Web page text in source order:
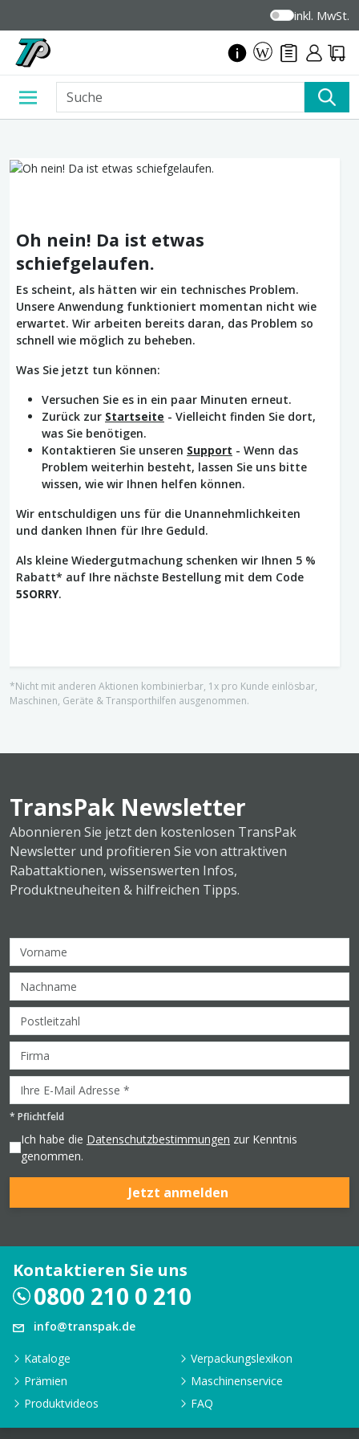
inkl. MwSt.
Oh nein! Da ist etwas
schiefgelaufen.
Es scheint, als hätten wir ein technisches Problem.
Unsere Anwendung funktioniert momentan nicht wie
erwartet. Wir arbeiten bereits daran, das Problem so
schnell wie möglich zu beheben.
Was Sie jetzt tun können:
Versuchen Sie es in ein paar Minuten erneut.
Zurück zur Startseite - Vielleicht finden Sie dort,
was Sie benötigen.
Kontaktieren Sie unseren Support - Wenn das
Problem weiterhin besteht, lassen Sie uns bitte
wissen, wie wir Ihnen helfen können.
Wir entschuldigen uns für die Unannehmlichkeiten
und danken Ihnen für Ihre Geduld.
Als kleine Wiedergutmachung schenken wir Ihnen 5 %
Rabatt* auf Ihre nächste Bestellung mit dem Code
5SORRY.
*Nicht mit anderen Aktionen kombinierbar, 1x pro Kunde einlösbar,
Maschinen, Geräte & Transporthilfen ausgenommen.
TransPak Newsletter
Abonnieren Sie jetzt den kostenlosen TransPak
Newsletter und profitieren Sie von attraktiven
Rabattaktionen, wissenswerten Infos,
Produktneuheiten & hilfreichen Tipps.
* Pflichtfeld
Ich habe die Datenschutzbestimmungen zur Kenntnis
genommen.
Jetzt anmelden
Kontaktieren Sie uns
0800 210 0 210
info@transpak.de
Kataloge
Verpackungslexikon
Prämien
Maschinenservice
Produktvideos
FAQ